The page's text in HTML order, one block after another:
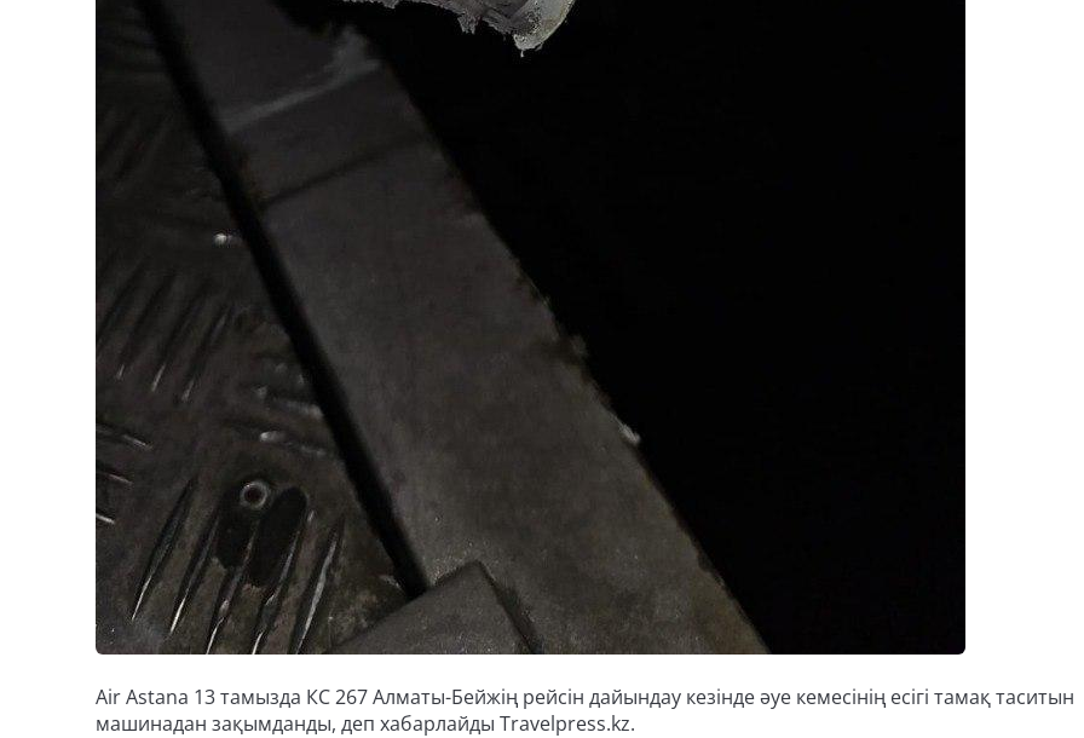
Air Astana 13 тамызда КС 267 Алматы-Бейжің рейсін дайындау кезінде әуе кемесінің есігі тамақ таситын
машинадан зақымданды, деп хабарлайды Travelpress.kz.